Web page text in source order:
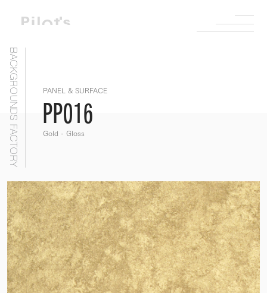
BACKGROUNDS FACTORY PANEL & SURFACE
PP016
Gold - Gloss